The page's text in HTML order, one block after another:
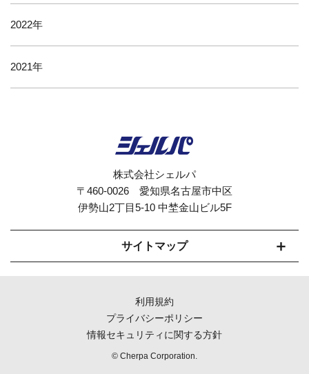
2022
2021
株式会社シェルパ
〒460-0026 愛知県名古屋市中区
伊勢山2丁目5-10 中埜金山ビル5F
サイトマップ
利用規約
プライバシーポリシー
情報セキュリティに関する方針
© Cherpa Corporation.